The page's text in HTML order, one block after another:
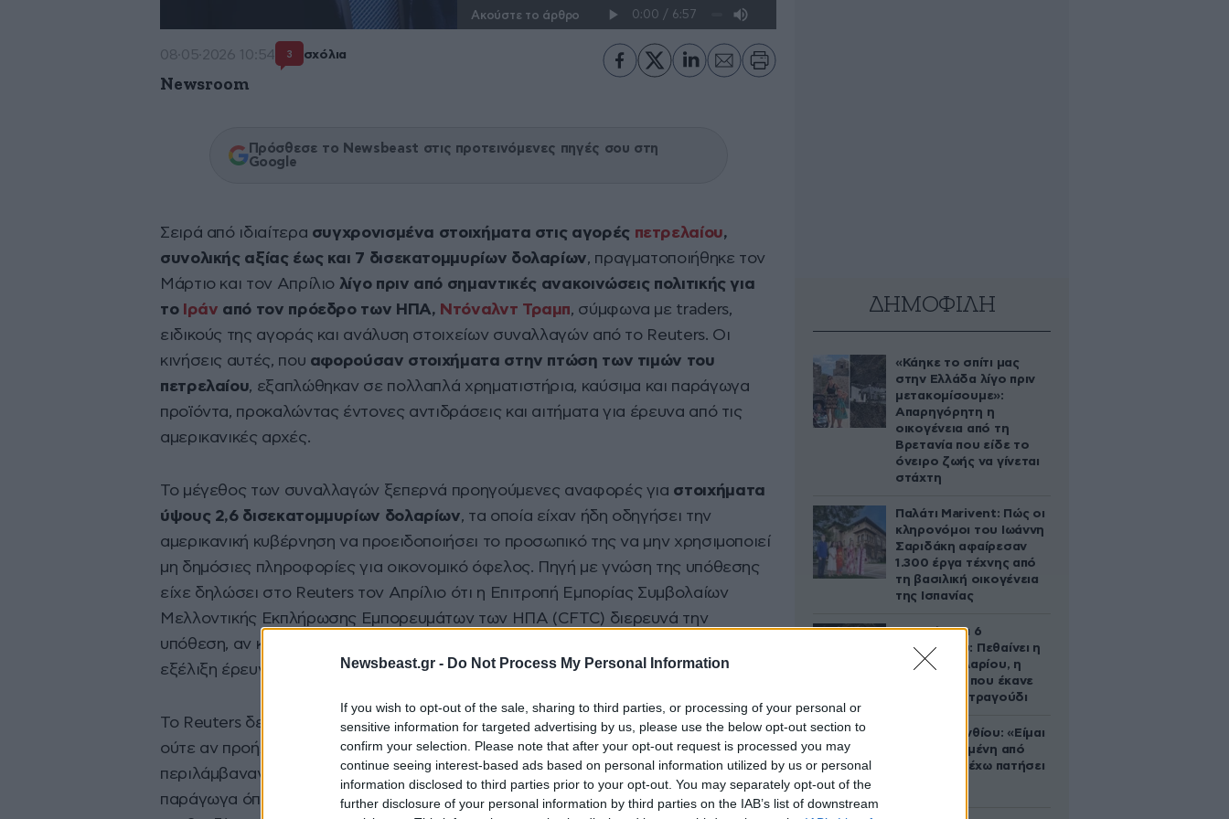
Newsbeast.gr - Do Not Process My Personal Information
If you wish to opt-out of the sale, sharing to third parties, or processing of your personal or
sensitive information for targeted advertising by us, please use the below opt-out section to
confirm your selection. Please note that after your opt-out request is processed you may
continue seeing interest-based ads based on personal information utilized by us or personal
information disclosed to third parties prior to your opt-out. You may separately opt-out of the
further disclosure of your personal information by third parties on the IAB’s list of downstream
Ακούστε το άρθρο
08·05·2026 10:54 3 σχόλια
Newsroom
Πρόσθεσε το Newsbeast στις προτεινόμενες πηγές σου στη
Google
Σειρά από ιδιαίτερα συγχρονισμένα στοιχήματα στις αγορές πετρελαίου,
συνολικής αξίας έως και 7 δισεκατομμυρίων δολαρίων, πραγματοποιήθηκε τον
Μάρτιο και τον Απρίλιο λίγο πριν από σημαντικές ανακοινώσεις πολιτικής για
το Ιράν από τον πρόεδρο των ΗΠΑ, Ντόναλντ Τραμπ, σύμφωνα με traders,
ειδικούς της αγοράς και ανάλυση στοιχείων συναλλαγών από το Reuters. Οι
κινήσεις αυτές, που αφορούσαν στοιχήματα στην πτώση των τιμών του
πετρελαίου, εξαπλώθηκαν σε πολλαπλά χρηματιστήρια, καύσιμα και παράγωγα
προϊόντα, προκαλώντας έντονες αντιδράσεις και αιτήματα για έρευνα από τις
αμερικανικές αρχές.
Το μέγεθος των συναλλαγών ξεπερνά προηγούμενες αναφορές για στοιχήματα
ύψους 2,6 δισεκατομμυρίων δολαρίων, τα οποία είχαν ήδη οδηγήσει την
αμερικανική κυβέρνηση να προειδοποιήσει το προσωπικό της να μην χρησιμοποιεί
μη δημόσιες πληροφορίες για οικονομικό όφελος. Πηγή με γνώση της υπόθεσης
είχε δηλώσει στο Reuters τον Απρίλιο ότι η Επιτροπή Εμπορίας Συμβολαίων
Μελλοντικής Εκπλήρωσης Εμπορευμάτων των ΗΠΑ (CFTC) διερευνά την
υπόθεση, αν και η υπηρεσία δεν έχει επιβεβαιώσει επίσημα ότι βρίσκεται σε
εξέλιξη έρευνα.
Το Reuters δεν κατάφερε να εξακριβώσει ποιος πραγματοποίησε τα στοιχήματα
ούτε αν προήλθαν από τις Ηνωμένες Πολιτείες ή άλλη χώρα. Οι κινήσεις
περιλάμβαναν short θέσεις, δηλαδή στοιχήματα ότι οι τιμές θα υποχωρούσαν, σε
παράγωγα όπως συμβόλαια μελλοντικής εκπλήρωσης αργού πετρελαίου, ντίζελ
ΔΗΜΟΦΙΛΗ
«Κάηκε το σπίτι μας
στην Ελλάδα λίγο πριν
μετακομίσουμε»:
Απαρηγόρητη η
οικογένεια από τη
Βρετανία που είδε το
όνειρο ζωής να γίνεται
στάχτη
Παλάτι Marivent: Πώς οι
κληρονόμοι του Ιωάννη
Σαριδάκη αφαίρεσαν
1.300 έργα τέχνης από
τη βασιλική οικογένεια
της Ισπανίας
Σαν σήμερα 6
Αυγούστου: Πεθαίνει η
Ρίτα Σακελλαρίου, η
λαϊκή ντίβα που έκανε
τη ζωή της τραγούδι
Μαρία Κορινθίου: «Είμαι
πιο ευτυχισμένη από
ποτέ – Ναι, έχω πατήσει